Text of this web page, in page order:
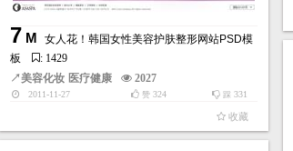
7 M
女人花！韩国女性美容护肤整形网站PSD模
板
: 1429
↗美容化妆 医疗健康 2027
2011-11-27 踩 331
赞324
收藏